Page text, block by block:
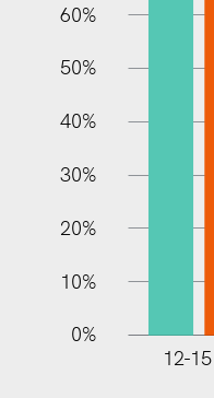
10%
60%
50%
40%
30%
20%
10%
0%
12-